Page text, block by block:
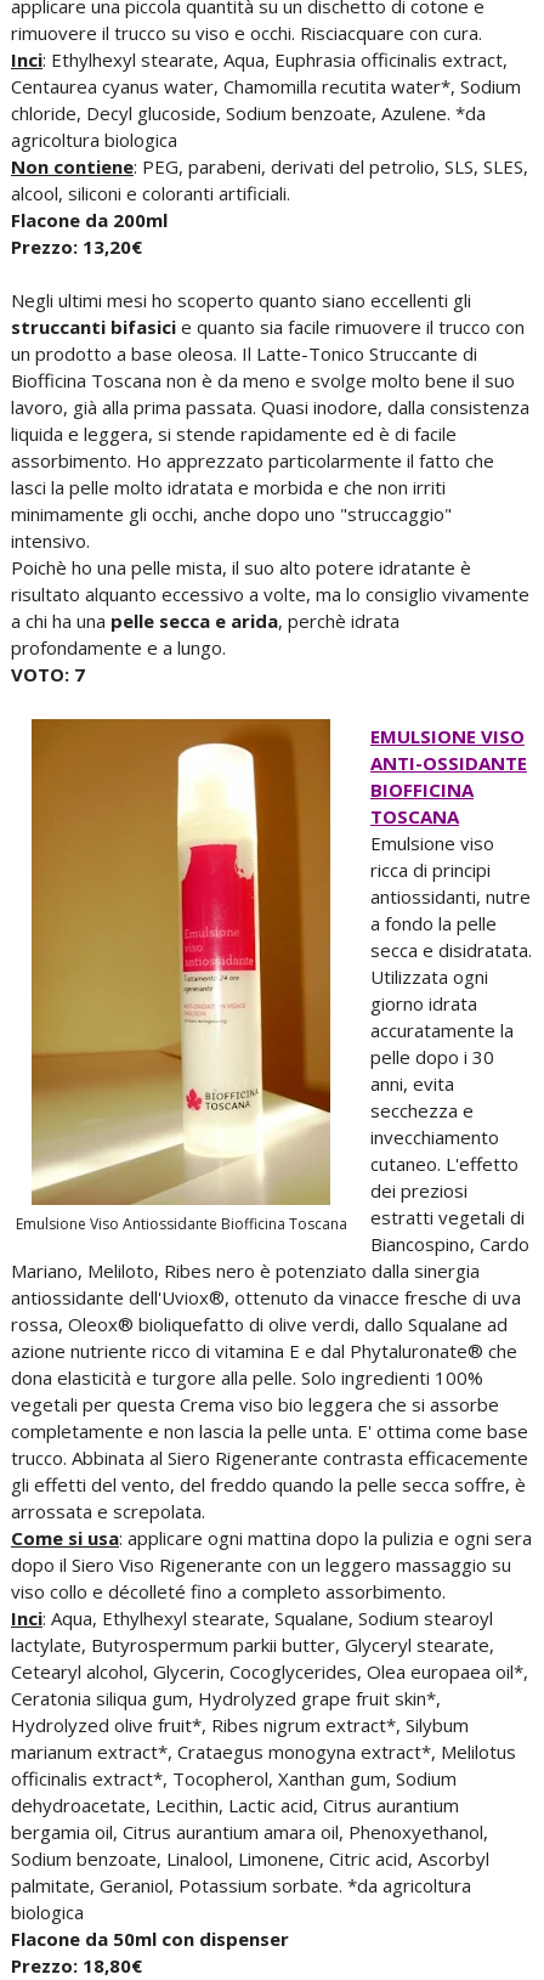
applicare una piccola quantità su un dischetto di cotone e
rimuovere il trucco su viso e occhi. Risciacquare con cura.
Inci: Ethylhexyl stearate, Aqua, Euphrasia officinalis extract,
Centaurea cyanus water, Chamomilla recutita water*, Sodium
chloride, Decyl glucoside, Sodium benzoate, Azulene. *da
agricoltura biologica
Non contiene: PEG, parabeni, derivati del petrolio, SLS, SLES,
alcool, siliconi e coloranti artificiali.
Flacone da 200ml
Prezzo: 13,20€
Negli ultimi mesi ho scoperto quanto siano eccellenti gli
struccanti bifasicie quanto sia facile rimuovere il trucco con
un prodotto a base oleosa. Il Latte-Tonico Struccante di
Biofficina Toscana non è da meno e svolge molto bene il suo
lavoro, già alla prima passata. Quasi inodore, dalla consistenza
liquida e leggera, si stende rapidamente ed è di facile
assorbimento. Ho apprezzato particolarmente il fatto che
lasci la pelle molto idratata e morbida e che non irriti
minimamente gli occhi, anche dopo uno "struccaggio"
intensivo.
Poichè ho una pelle mista, il suo alto potere idratante è
risultato alquanto eccessivo a volte, ma lo consiglio vivamente
a chi ha una pelle secca e arida, perchè idrata
profondamente e a lungo.
VOTO: 7
Emulsione Viso Antiossidante Biofficina Toscana
EMULSIONE VISO
ANTI-OSSIDANTE
BIOFFICINA
TOSCANA
Emulsione viso
ricca di principi
antiossidanti, nutre
a fondo la pelle
secca e disidratata.
Utilizzata ogni
giorno idrata
accuratamente la
pelle dopo i 30
anni, evita
secchezza e
invecchiamento
cutaneo. L'effetto
dei preziosi
estratti vegetali di
Biancospino, Cardo
Mariano, Meliloto, Ribes nero è potenziato dalla sinergia
antiossidante dell'Uviox®, ottenuto da vinacce fresche di uva
rossa, Oleox® bioliquefatto di olive verdi, dallo Squalane ad
azione nutriente ricco di vitamina E e dal Phytaluronate® che
dona elasticità e turgore alla pelle. Solo ingredienti 100%
vegetali per questa Crema viso bio leggera che si assorbe
completamente e non lascia la pelle unta. E' ottima come base
trucco. Abbinata al Siero Rigenerante contrasta efficacemente
gli effetti del vento, del freddo quando la pelle secca soffre, è
arrossata e screpolata.
Come si usa: applicare ogni mattina dopo la pulizia e ogni sera
dopo il Siero Viso Rigenerante con un leggero massaggio su
viso collo e décolleté fino a completo assorbimento.
Inci: Aqua, Ethylhexyl stearate, Squalane, Sodium stearoyl
lactylate, Butyrospermum parkii butter, Glyceryl stearate,
Cetearyl alcohol, Glycerin, Cocoglycerides, Olea europaea oil*,
Ceratonia siliqua gum, Hydrolyzed grape fruit skin*,
Hydrolyzed olive fruit*, Ribes nigrum extract*, Silybum
marianum extract*, Crataegus monogyna extract*, Melilotus
officinalis extract*, Tocopherol, Xanthan gum, Sodium
dehydroacetate, Lecithin, Lactic acid, Citrus aurantium
bergamia oil, Citrus aurantium amara oil, Phenoxyethanol,
Sodium benzoate, Linalool, Limonene, Citric acid, Ascorbyl
palmitate, Geraniol, Potassium sorbate. *da agricoltura
biologica
Flacone da 50ml con dispenser
Prezzo: 18,80€